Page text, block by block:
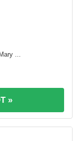
...
»